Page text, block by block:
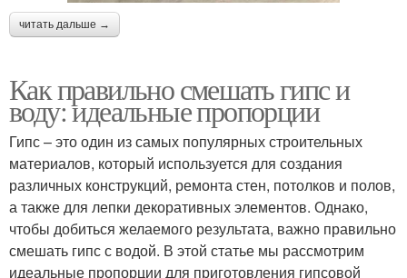
читать дальше →
Как правильно смешать гипс и
воду: идеальные пропорции
Гипс – это один из самых популярных строительных
материалов, который используется для создания
различных конструкций, ремонта стен, потолков и полов,
а также для лепки декоративных элементов. Однако,
чтобы добиться желаемого результата, важно правильно
смешать гипс с водой. В этой статье мы рассмотрим
идеальные пропорции для приготовления гипсовой